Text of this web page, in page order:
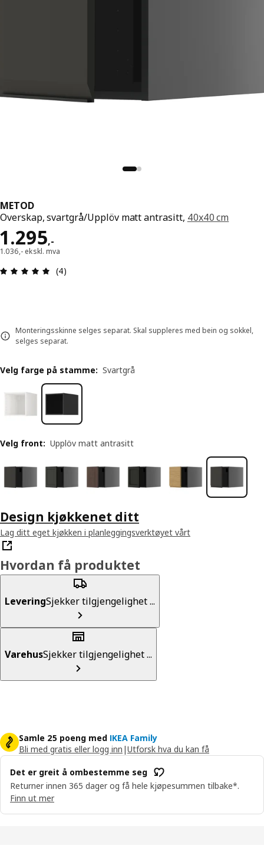
METOD
Overskap, svartgrå/Upplöv matt antrasitt, 40x40 cm
1.295,-
Pris 1295,-
1.036,- ekskl. mva
Produktomtale: 5 ingen kundevurdering 5
(4)
Monteringsskinne selges separat. Skal suppleres med bein og sokkel,
selges separat.
Velg farge på stamme: Svartgrå
Velg front: Upplöv matt antrasitt
Design kjøkkenet ditt
Lag ditt eget kjøkken i planleggingsverktøyet vårt
Hvordan få produktet
LeveringSjekker tilgjengelighet ...
VarehusSjekker tilgjengelighet ...
Samle 25 poeng med IKEA Family
Bli med gratis eller logg inn |Utforsk hva du kan få
Det er greit å ombestemme seg
Returner innen 365 dager og få hele kjøpesummen tilbake*.
Finn ut mer